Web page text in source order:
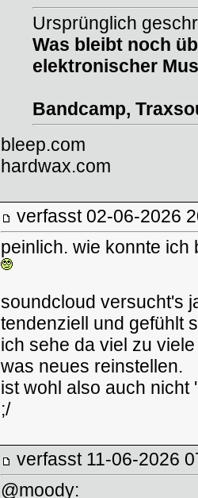
Ursprünglich
Was bleibt noch
elektronischer
Bandcamp,
bleep.com
hardwax.com
verfasst 02-06-2026
peinlich. wie konnte
soundcloud versucht's
tendenziell und gefühlt
ich sehe da viel zu
was neues reinstellen.
ist wohl also auch nicht
;/
verfasst 11-06-2026
@moody: